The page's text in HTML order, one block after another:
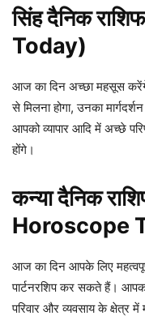
सिंह दैनिक
Today)
आज का दिन अच्छा महसूस
से मिलना होगा, उनका
आपको व्यापार आदि में अच्छे
होंगे।
कन्या दैनिक
Horoscope
आज का दिन आपके लिए
पार्टनरशिप कर सकते हैं।
परिवार और व्यवसाय के क्षेत्र में